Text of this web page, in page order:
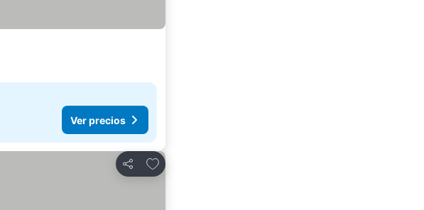
Ver precios
Compartir
Añadir a favoritos